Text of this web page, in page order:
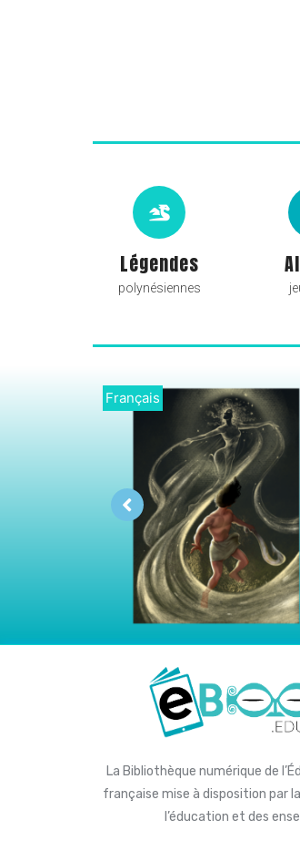
Légendes
polynésiennes
Français
La Bibliothèque numérique de
française mise à disposition par
l’éducation et des